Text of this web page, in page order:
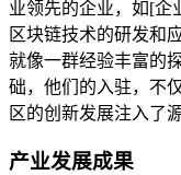
业领先的企业，如[企
区块链技术的研发和
就像一群经验丰富的
础，他们的入驻，不
区的创新发展注入了
产业发展成果